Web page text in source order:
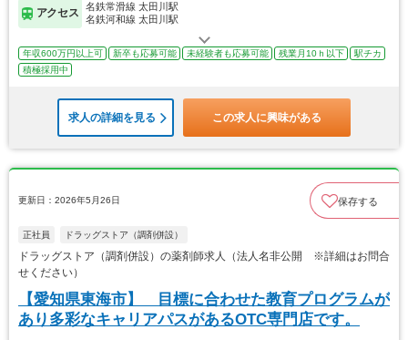
アクセス
名鉄常滑線 太田川駅
名鉄河和線 太田川駅
年収600万円以上可 新卒も応募可能 未経験者も応募可能 残業月10ｈ以下
駅チカ
積極採用中
求人の詳細を見る この求人に興味がある
更新日：2026年5月26日 保存する
正社員 ドラッグストア（調剤併設）
ドラッグストア（調剤併設）の薬剤師求人（法人名非公開 ※詳細はお問合
せください）
【愛知県東海市】 目標に合わせた教育プログラムが
あり多彩なキャリアパスがあるOTC専門店です。